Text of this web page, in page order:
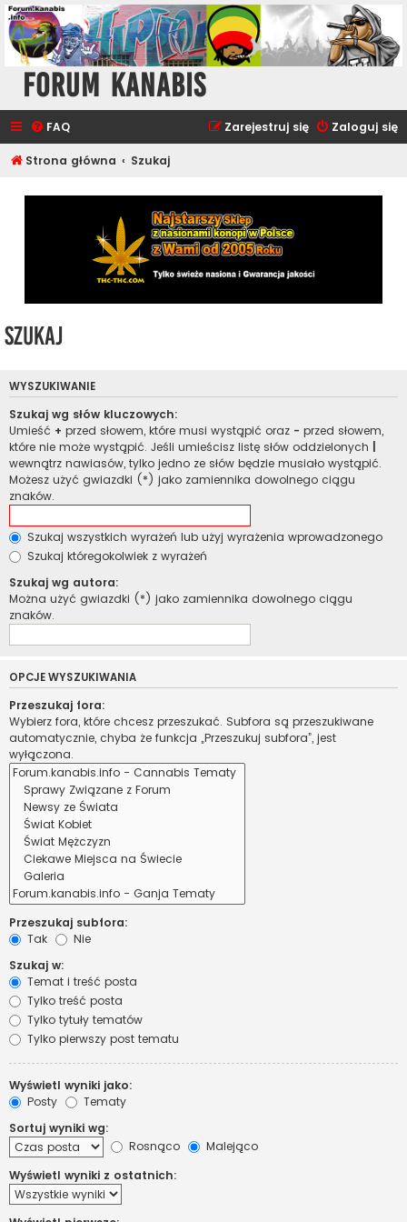
Forum Kanabis
FAQ Zaloguj się
Zarejestruj się
Strona główna Szukaj
Szukaj
WYSZUKIWANIE
Szukaj wg słów kluczowych:
Umieść + przed słowem, które musi wystąpić oraz - przed słowem,
które nie może wystąpić. Jeśli umieścisz listę słów oddzielonych
wewnątrz nawiasów, tylko jedno ze słów będzie musiało wystąpić.
Możesz użyć gwiazdki (*) jako zamiennika dowolnego ciągu
znaków.
Szukaj wszystkich wyrażeń lub użyj wyrażenia wprowadzonego
Szukaj któregokolwiek z wyrażeń
Szukaj wg autora:
Można użyć gwiazdki (*) jako zamiennika dowolnego ciągu
znaków.
OPCJE WYSZUKIWANIA
Przeszukaj fora:
Wybierz fora, które chcesz przeszukać. Subfora są przeszukiwane
automatycznie, chyba że funkcja „Przeszukuj subfora”, jest
wyłączona.
Przeszukaj subfora:
Tak
Nie
Szukaj w:
Temat i treść posta
Tylko treść posta
Tylko tytuły tematów
Tylko pierwszy post tematu
Wyświetl wyniki jako:
Posty
Tematy
Sortuj wyniki wg:
Rosnąco
Malejąco
Wyświetl wyniki z ostatnich: